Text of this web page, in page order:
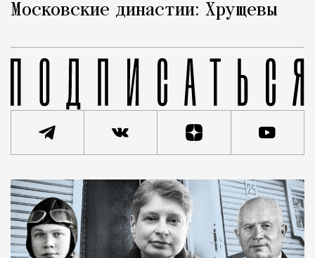
Московские династии: Хрущевы